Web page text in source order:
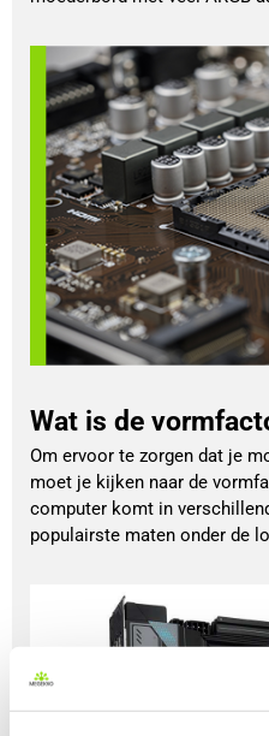
Wat is de
Om ervoor te zorgen dat je
moet je kijken naar de
computer komt in
populairste maten onder de